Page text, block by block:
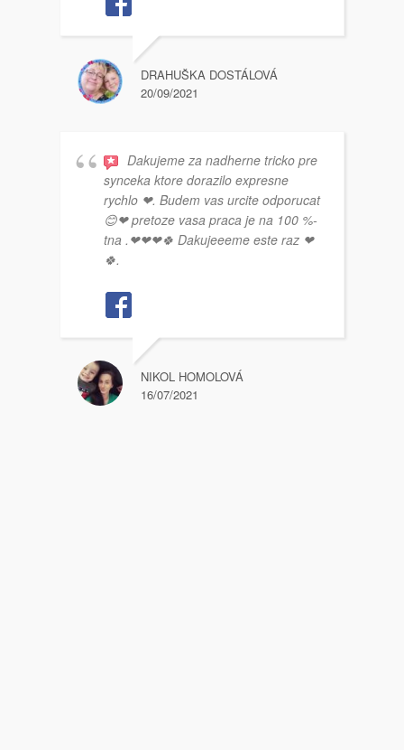
DRAHUŠKA DOSTÁLOVÁ
20/09/2021
Dakujeme za nadherne tricko pre
synceka ktore dorazilo expresne
rychlo ❤. Budem vas urcite odporucat
😊❤ pretoze vasa praca je na 100 %-
tna .❤❤❤🍀 Dakujeeeme este raz ❤
🍀.
NIKOL HOMOLOVÁ
16/07/2021